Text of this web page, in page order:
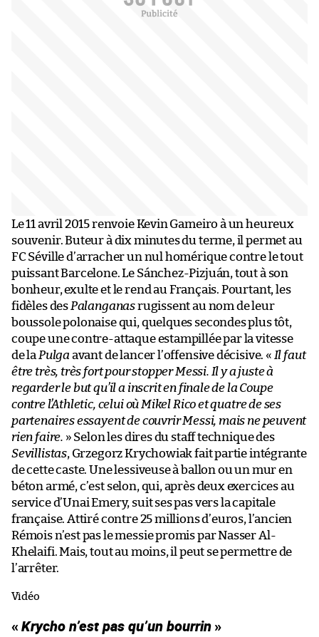
Le 11 avril 2015 renvoie Kevin Gameiro à un heureux
souvenir. Buteur à dix minutes du terme, il permet au
FC Séville d’arracher un nul homérique contre le tout
puissant Barcelone. Le Sánchez-Pizjuán, tout à son
bonheur, exulte et le rend au Français. Pourtant, les
fidèles des Palanganasrugissent au nom de leur
boussole polonaise qui, quelques secondes plus tôt,
coupe une contre-attaque estampillée par la vitesse
de la Pulga avant de lancer l’offensive décisive. « Il faut
être très, très fort pour stopper Messi. Il y a juste à
regarder le but qu’il a inscrit en finale de la Coupe
contre l’Athletic, celui où Mikel Rico et quatre de ses
partenaires essayent de couvrir Messi, mais ne peuvent
rien faire. » Selon les dires du staff technique des
Sevillistas, Grzegorz Krychowiak fait partie intégrante
de cette caste. Une lessiveuse à ballon ou un mur en
béton armé, c’est selon, qui, après deux exercices au
service d’Unai Emery, suit ses pas vers la capitale
française. Attiré contre 25 millions d’euros, l’ancien
Rémois n’est pas le messie promis par Nasser Al-
Khelaifi. Mais, tout au moins, il peut se permettre de
l’arrêter.
Vidéo
«Krycho n’est pas qu’un bourrin»